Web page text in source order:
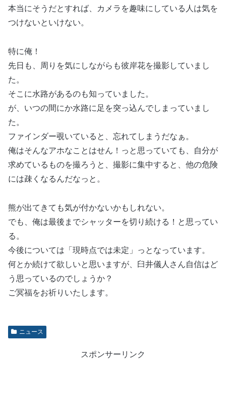
本当にそうだとすれば、カメラを趣味にしている人は気を
つけないといけない。
特に俺！
先日も、周りを気にしながらも彼岸花を撮影していまし
た。
そこに水路があるのも知っていました。
が、いつの間にか水路に足を突っ込んでしまっていまし
た。
ファインダー覗いていると、忘れてしまうだなぁ。
俺はそんなアホなことはせん！っと思っていても、自分が
求めているものを撮ろうと、撮影に集中すると、他の危険
には疎くなるんだなっと。
熊が出てきても気が付かないかもしれない。
でも、俺は最後までシャッターを切り続ける！と思ってい
る。
今後については「現時点では未定」っとなっています。
何とか続けて欲しいと思いますが、臼井儀人さん自信はど
う思っているのでしょうか？
ご冥福をお祈りいたします。
ニュース
スポンサーリンク